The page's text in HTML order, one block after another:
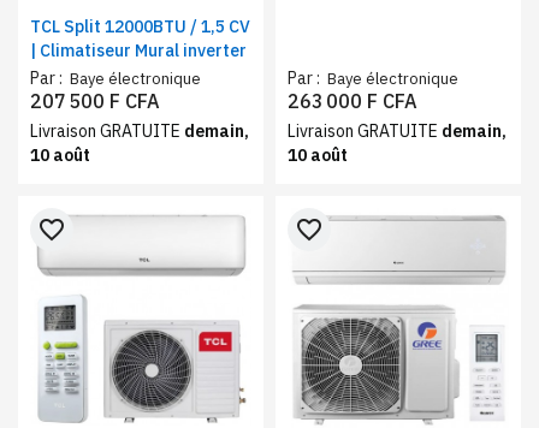
TCL Split 12000BTU / 1,5 CV
| Climatiseur Mural inverter
Par : Baye électronique
207 500 F CFA
Livraison GRATUITE demain,
10 août
Par : Baye électronique
263 000 F CFA
Livraison GRATUITE demain,
10 août
favorite_border favorite_border